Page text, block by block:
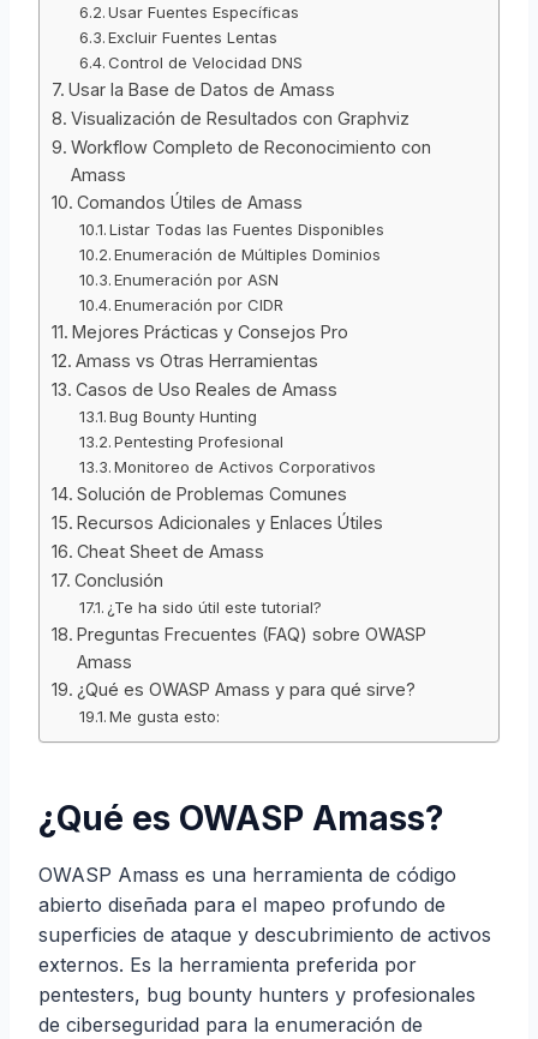
Usar Fuentes Específicas
Excluir Fuentes Lentas
Control de Velocidad DNS
Usar la Base de Datos de Amass
Visualización de Resultados con Graphviz
Workflow Completo de Reconocimiento con
Amass
Comandos Útiles de Amass
Listar Todas las Fuentes Disponibles
Enumeración de Múltiples Dominios
Enumeración por ASN
Enumeración por CIDR
Mejores Prácticas y Consejos Pro
Amass vs Otras Herramientas
Casos de Uso Reales de Amass
Bug Bounty Hunting
Pentesting Profesional
Monitoreo de Activos Corporativos
Solución de Problemas Comunes
Recursos Adicionales y Enlaces Útiles
Cheat Sheet de Amass
Conclusión
¿Te ha sido útil este tutorial?
Preguntas Frecuentes (FAQ) sobre OWASP
Amass
¿Qué es OWASP Amass y para qué sirve?
Me gusta esto:
¿Qué es OWASP Amass?
OWASP Amass es una herramienta de código
abierto diseñada para el mapeo profundo de
superficies de ataque y descubrimiento de activos
externos. Es la herramienta preferida por
pentesters, bug bounty hunters y profesionales
de ciberseguridad para la enumeración de